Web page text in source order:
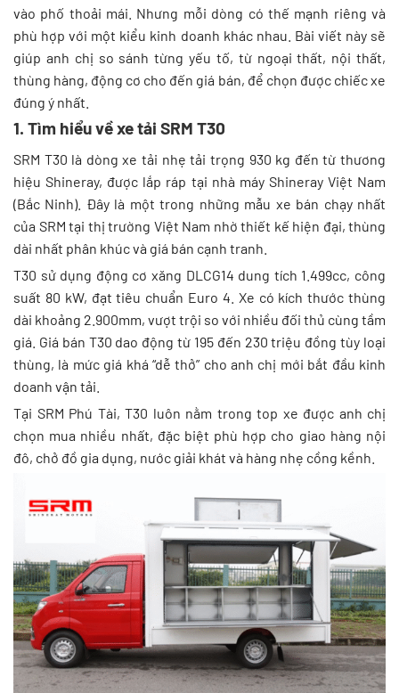
vào phố thoải mái. Nhưng mỗi dòng có thế mạnh riêng và
phù hợp với một kiểu kinh doanh khác nhau. Bài viết này sẽ
giúp anh chị so sánh từng yếu tố, từ ngoại thất, nội thất,
thùng hàng, động cơ cho đến giá bán, để chọn được chiếc xe
đúng ý nhất.
1. Tìm hiểu về xe tải SRM T30
SRM T30 là dòng xe tải nhẹ tải trọng 930 kg đến từ thương
hiệu Shineray, được lắp ráp tại nhà máy Shineray Việt Nam
(Bắc Ninh). Đây là một trong những mẫu xe bán chạy nhất
của SRM tại thị trường Việt Nam nhờ thiết kế hiện đại, thùng
dài nhất phân khúc và giá bán cạnh tranh.
T30 sử dụng động cơ xăng DLCG14 dung tích 1.499cc, công
suất 80 kW, đạt tiêu chuẩn Euro 4. Xe có kích thước thùng
dài khoảng 2.900mm, vượt trội so với nhiều đối thủ cùng tầm
giá. Giá bán T30 dao động từ 195 đến 230 triệu đồng tùy loại
thùng, là mức giá khá “dễ thở” cho anh chị mới bắt đầu kinh
doanh vận tải.
Tại SRM Phú Tài, T30 luôn nằm trong top xe được anh chị
chọn mua nhiều nhất, đặc biệt phù hợp cho giao hàng nội
đô, chở đồ gia dụng, nước giải khát và hàng nhẹ cồng kềnh.